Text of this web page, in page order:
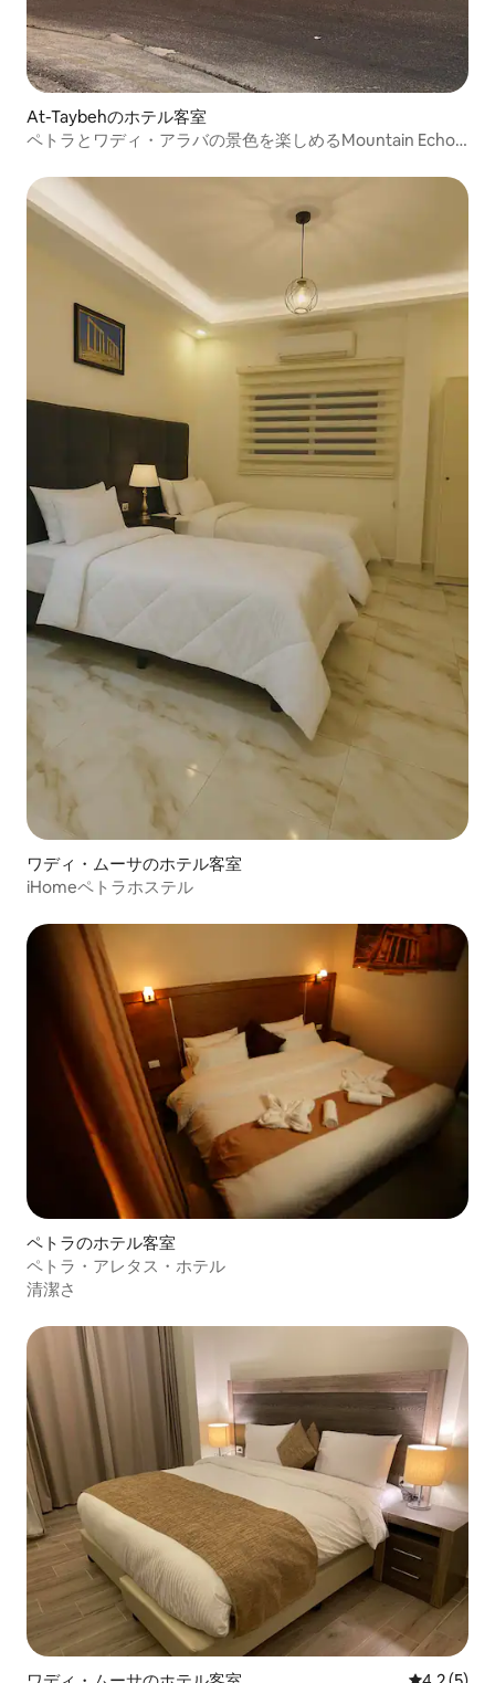
At-Taybehのホテル客室
ペトラとワディ・アラバの景色を楽しめるMountain Echo
ワディ・ムーサのホテル客室
iHomeペトラホステル
ペトラのホテル客室
ペトラ・アレタス・ホテル
清潔さ